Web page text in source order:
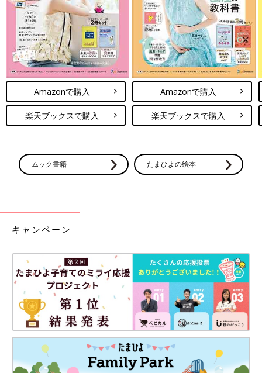
かん発作の様子が、じょーくんと同じで、夫と『もしかし
て･･･』と話しました。
でもウエスト症候群のことをさらに調べると『抗てんかん薬によ
るコントロールが難しい難治性である』『もともとできていたこ
とができなくなるといった精神運動発達の退行が現れる』などと
記されていて、怖くなりました。
ただ早期発見・早期治療が必要ということも記されていてあせり
ました」（まきさん）
院に行ける？」と言われました。そして、そのまま総合病院に向
かうことになりました。
ンターネットで調べて知っていた病名だったし、夫とももしかし
たらと話していたとはいえ、頭が真っ白になりました」（まきさ
総合病院の待合室で待っている間、看護師さんの目の前でじょー
くんは1分ぐらいの発作を起こしました。
「このころは、発作の回数も増えて、発作の時間も長くなってい
ました。脳波の検査のためにじょーくんを寝かせるように言わ
れ、ミルクを飲ませて、抱っこしてじょーくんを寝かしつけまし
た。
そうして脳波検査が行われたのですが、脳波を見た医師から、
『ウエスト症候群だと思う』との言葉が。しかしその日は専門医
Amazonで購入
楽天ブックスで購入
Amazonで購入
楽天ブックスで購入
ムック書籍 たまひよの絵本
キャンペーン